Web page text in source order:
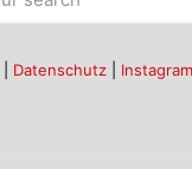
Datenschutz Instagram